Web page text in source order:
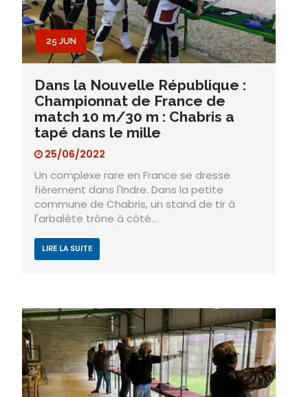
25 JUN
Dans la Nouvelle République :
Championnat de France de
match 10 m/30 m : Chabris a
tapé dans le mille
25/06/2022
Un complexe rare en France se dresse
fièrement dans l'Indre. Dans la petite
commune de Chabris, un stand de tir à
l'arbalète trône à côté…
LIRE LA SUITE